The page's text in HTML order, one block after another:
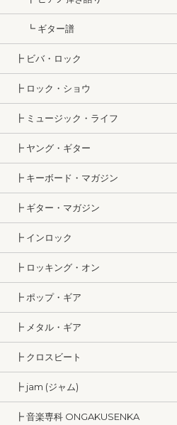
┗ ギター譜
┣ ビバ・ロック
┣ ロック・ショウ
┣ ミュージック・ライフ
┣ ヤング・ギター
┣ キーボード・マガジン
┣ ギター・マガジン
┣ インロック
┣ ロッキング・オン
┣ ポップ・ギア
┣ メタル・ギア
┣ クロスビート
┣ jam (ジャム)
┣ 音楽専科 ONGAKUSENKA